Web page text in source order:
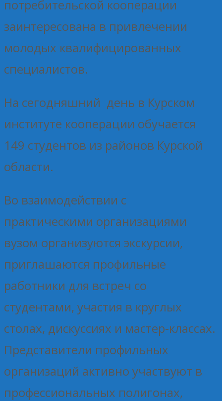
потребительской кооперации
заинтересована в привлечении
молодых квалифицированных
специалистов.
На сегодняшний день в Курском
институте кооперации обучается
149 студентов из районов Курской
области.
Во взаимодействии с
практическими организациями
вузом организуются экскурсии,
приглашаются профильные
работники для встреч со
студентами, участия в круглых
столах, дискуссиях и мастер-классах.
Представители профильных
организаций активно участвуют в
профессиональных полигонах,